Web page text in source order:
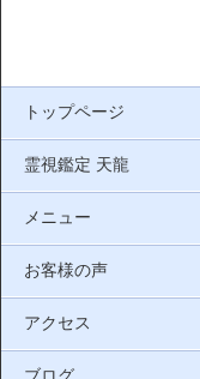
トップページ
霊視鑑定 天龍
メニュー
お客様の声
アクセス